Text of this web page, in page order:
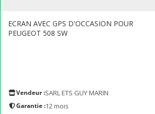
ECRAN AVEC GPS D'OCCASION POUR
PEUGEOT 508 SW
Vendeur :SARL ETS GUY MARIN
Garantie :12 mois